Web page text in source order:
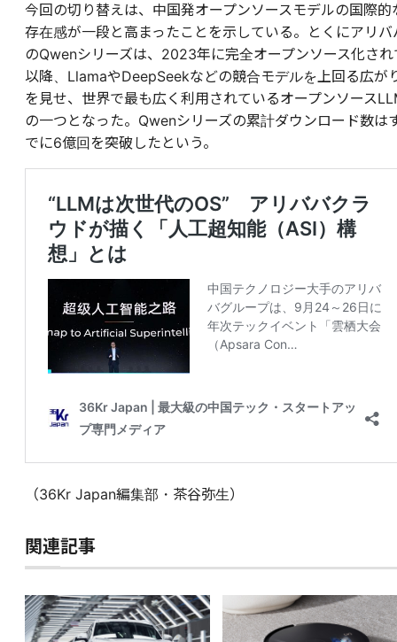
今回の切り替えは、中国発オープンソースモデルの国際的
存在感が一段と高まったことを示している。とくにアリバ
のQwenシリーズは、2023年に完全オープンソース化され
以降、LlamaやDeepSeekなどの競合モデルを上回る広が
を見せ、世界で最も広く利用されているオープンソース
の一つとなった。Qwenシリーズの累計ダウンロード数は
でに6億回を突破したという。
（36Kr Japan編集部・茶谷弥生）
関連記事